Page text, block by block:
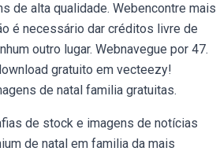
de alta qualidade. Webencontre mais
é necessário dar créditos livre de
outro lugar. Webnavegue por 47.
gratuito em vecteezy!
de natal familia gratuitas.
de stock e imagens de notícias
de natal em familia da mais